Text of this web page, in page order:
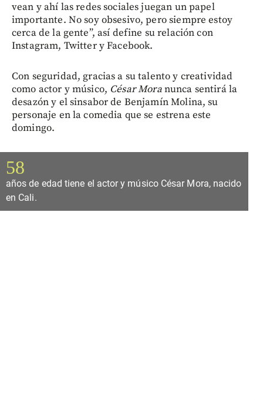
vean y ahí las redes sociales juegan un papel
importante. No soy obsesivo, pero siempre estoy
cerca de la gente”, así define su relación con
Instagram, Twitter y Facebook.
Con seguridad, gracias a su talento y creatividad
como actor y músico, César Moranunca sentirá la
desazón y el sinsabor de Benjamín Molina, su
personaje en la comedia que se estrena este
domingo.
58
años de edad tiene el actor y músico César Mora, nacido
en Cali.